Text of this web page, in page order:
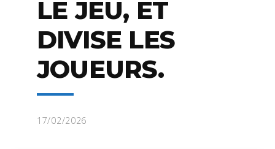
LE JEU, ET
DIVISE LES
JOUEURS.
17/02/2026